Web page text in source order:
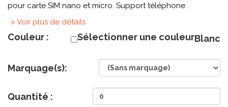
pour carte SIM nano et micro. Support téléphone .
> Voir plus de détails
Couleur : Sélectionner une couleurBlanc
Marquage(s):
Quantité :